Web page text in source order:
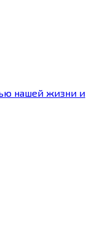
нашей жизни и